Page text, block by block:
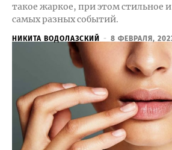
такое жаркое, при этом стильное
самых разных событий.
НИКИТА ВОДОЛАЗСКИЙ - 8 ФЕВРАЛЯ,